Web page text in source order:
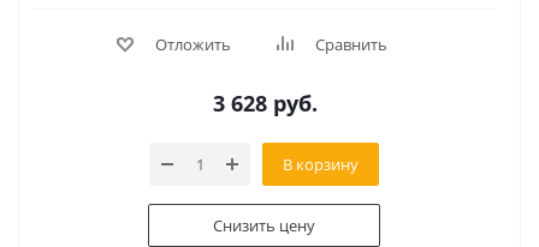
Отложить Сравнить
3 628 руб.
В корзину
Снизить цену